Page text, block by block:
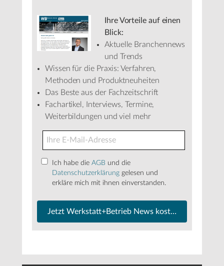
Ihre Vorteile auf einen
Blick:
Aktuelle Branchennews
und Trends
Wissen für die Praxis: Verfahren,
Methoden und Produktneuheiten
Das Beste aus der Fachzeitschrift
Fachartikel, Interviews, Termine,
Weiterbildungen und viel mehr
Ich habe die AGB und die
Datenschutzerklärung gelesen und
erkläre mich mit ihnen einverstanden.
Jetzt Werkstatt+Betrieb News kostenfrei